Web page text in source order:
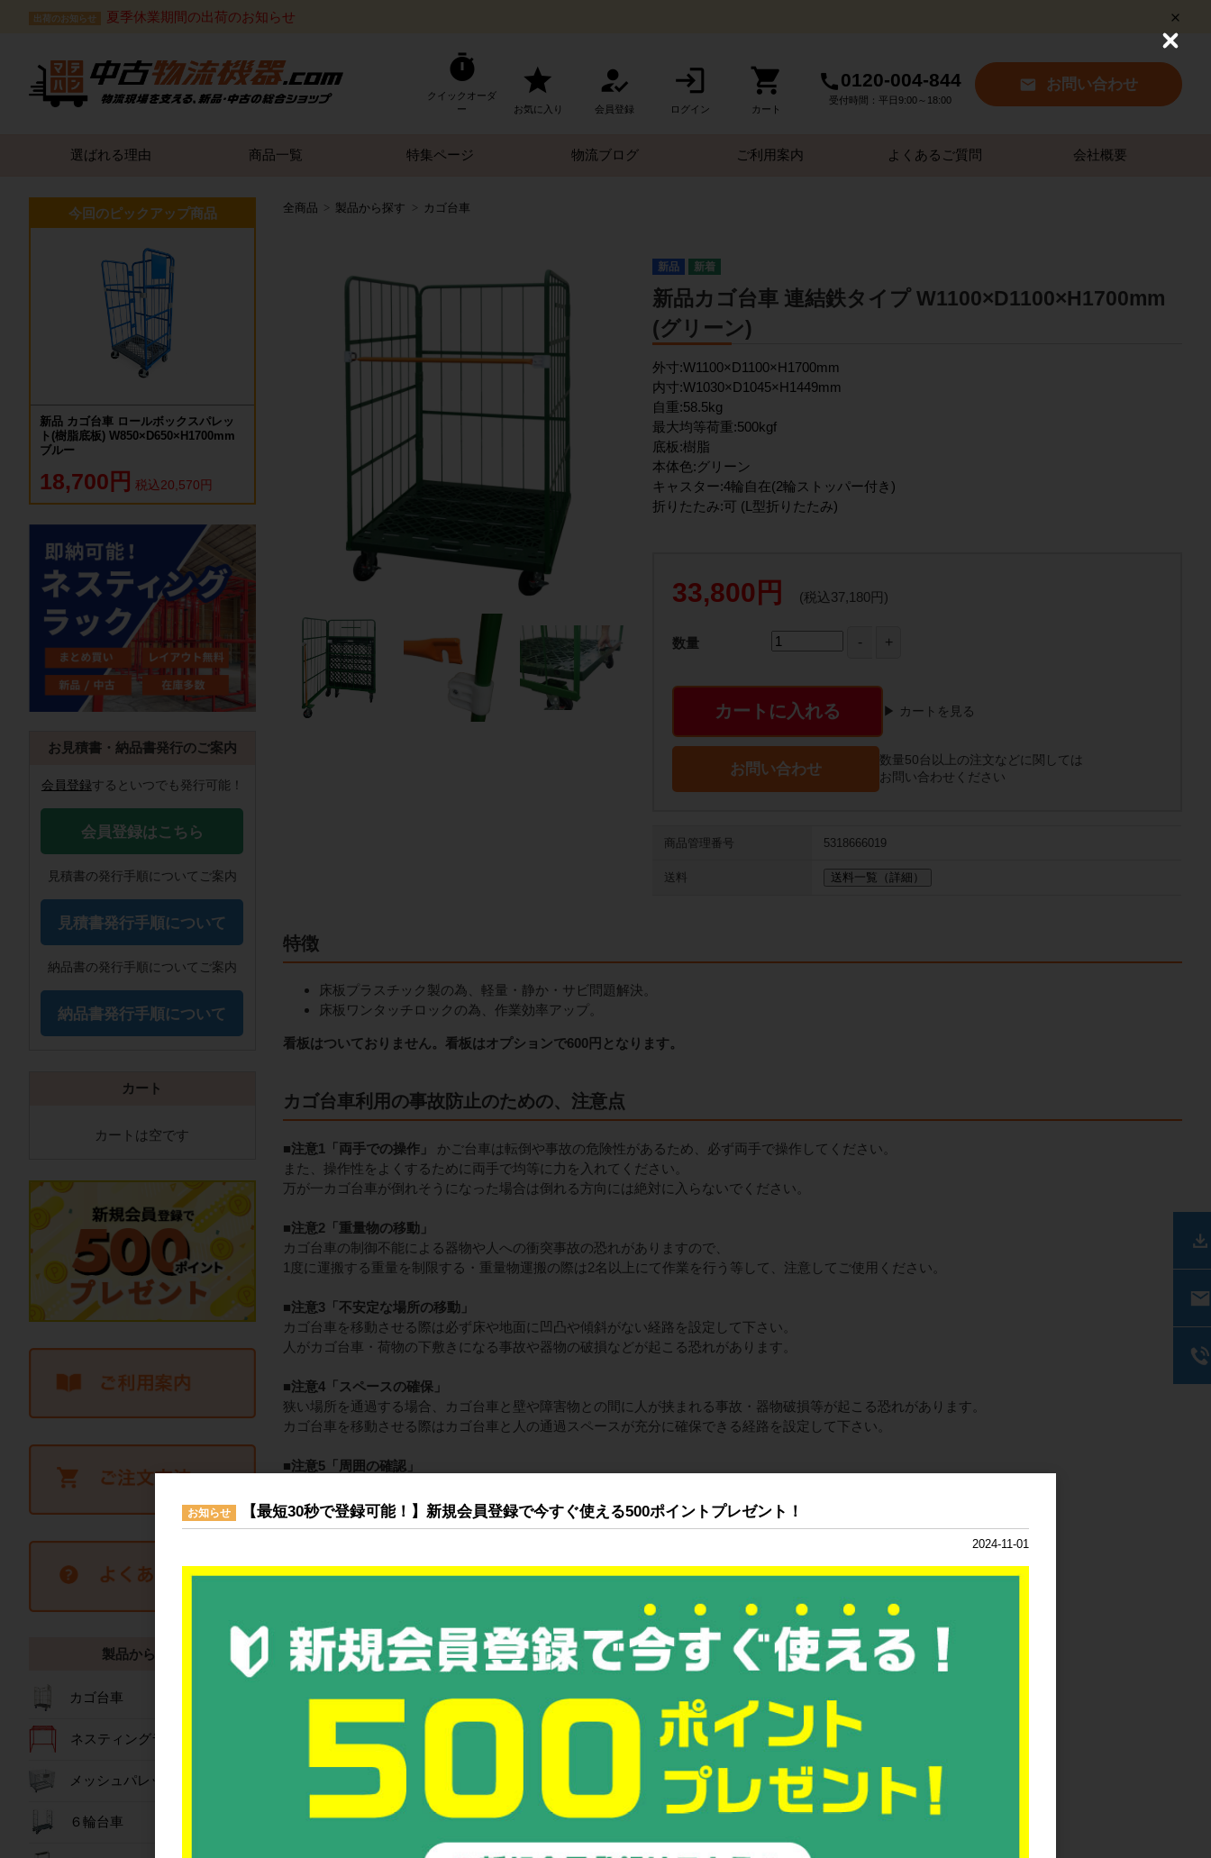
出荷のお知らせ 夏季休業期間の出荷のお知らせ
クイックオーダ
ー
お気に入り 会員登録 ログイン カート
0120-004-844
受付時間：平日9:00～18:00
お問い合わせ
選ばれる理由 商品一覧 特集ページ 物流ブログ ご利用案内 よくあるご質問 会社概要
全商品 製品から探す カゴ台車
新品
新品カゴ台車 連結鉄タイプ W1100×D1100×H1700mm
(グリーン)
外寸:W1100×D1100×H1700mm
内寸:W1030×D1045×H1449mm
自重:58.5kg
最大均等荷重:500kgf
底板:樹脂
本体色:グリーン
キャスター:4輪自在(2輪ストッパー付き)
折りたたみ:可 (L型折りたたみ)
33,800円 (税込37,180円)
数量
カートに入れる ▶ カートを見る
お問い合わせ
数量50台以上の注文などに関しては
お問い合わせください
商品管理番号 5318666019
送料 送料一覧（詳細）
特徴
床板プラスチック製の為、軽量・静か・サビ問題解決。
床板ワンタッチロックの為、作業効率アップ。
看板はついておりません。看板はオプションで600円となります。
カゴ台車利用の事故防止のための、注意点
■注意1「両手での操作」
かご台車は転倒や事故の危険性があるため、必ず両手で操作してください。
また、操作性をよくするために両手で均等に力を入れてください。
万が一カゴ台車が倒れそうになった場合は倒れる方向には絶対に入らないでください。
■注意2「重量物の移動」
カゴ台車の制御不能による器物や人への衝突事故の恐れがありますので、
1度に運搬する重量を制限する・重量物運搬の際は2名以上にて作業を行う等して、注意してご使用ください。
■注意3「不安定な場所の移動」
カゴ台車を移動させる際は必ず床や地面に凹凸や傾斜がない経路を設定して下さい。
人がカゴ台車・荷物の下敷きになる事故や器物の破損などが起こる恐れがあります。
■注意4「スペースの確保」
狭い場所を通過する場合、カゴ台車と壁や障害物との間に人が挟まれる事故・器物破損等が起こる恐れがあります。
カゴ台車を移動させる際はカゴ台車と人の通過スペースが充分に確保できる経路を設定して下さい。
■注意5「周囲の確認」
カゴ台車を移動させる際は周囲をよく確認して、人通りの少ない経路を設定して下さい。
カゴ台車はストッパーをかけずに放置すると、何かの拍子に勝手に動き出す恐れがあります。
■注意7「折りたたみ・展開時の注意」
かご台車を折りたたむ時に、底板を跳ね上げたら、必ず底板をストッパーでロックしてください。
ロックせずに台車を折り畳む場合、次回使用時に台車を開くと底板が前に倒れてきて、けがにつながる恐れがあります。
■注意8「手袋・安全靴・ヘルメットの装着」
ご使用の際はヘルメット、手袋、安全靴、プロテクターを着用の上けがに注意してご使用ください。
■注意9「ステーバーの使用」
カゴ台車をご使用の際は「ステーバー」をかけてご利用ください。
今回のピックアップ商品
新品 カゴ台車 ロールボックスパレッ
ト(樹脂底板) W850×D650×H1700mm
ブルー
18,700円 税込20,570円
お見積書・納品書発行のご案内
会員登録するといつでも発行可能！
会員登録はこちら
見積書の発行手順についてご案内
見積書発行手順について
納品書の発行手順についてご案内
納品書発行手順について
カート
カートは空です
製品から探す
カゴ台車
ネスティングラック
メッシュパレット
６輪台車
お知らせ 【最短30秒で登録可能！】新規会員登録で今すぐ使える500ポイントプレゼント！
2024-11-01
C
l